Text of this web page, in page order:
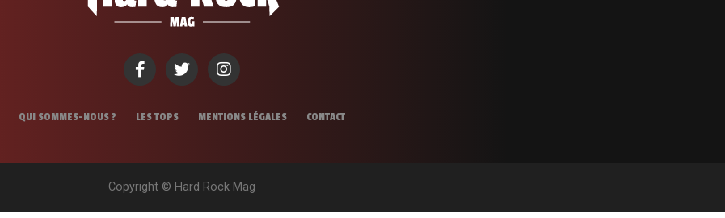
QUI SOMMES-NOUS ? LES TOPS MENTIONS LÉGALES CONTACT
Copyright © Hard Rock Mag